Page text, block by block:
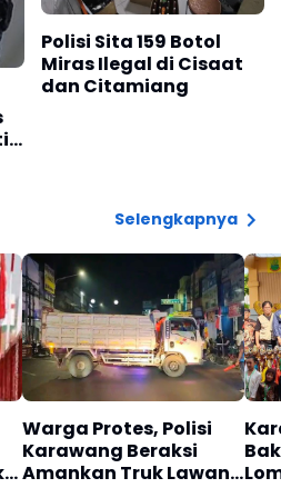
Polisi Sita 159 Botol
Miras Ilegal di Cisaat
dan Citamiang
Selengkapnya
Warga Protes, Polisi
Karawang Beraksi
Amankan Truk Lawan